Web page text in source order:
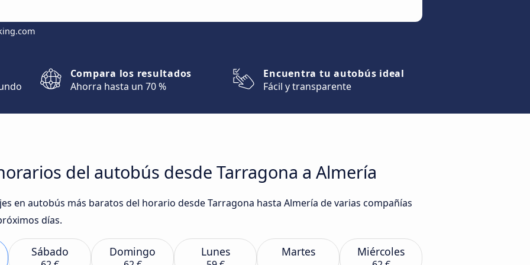
Compara los resultados
Ahorra hasta un 70 %
Encuentra tu autobús ideal
Fácil y transparente
del autobús desde Tarragona a Almería
en autobús más baratos del horario desde Tarragona hasta Almería de varias compañías
días.
Sábado Domingo Lunes Martes Miércoles